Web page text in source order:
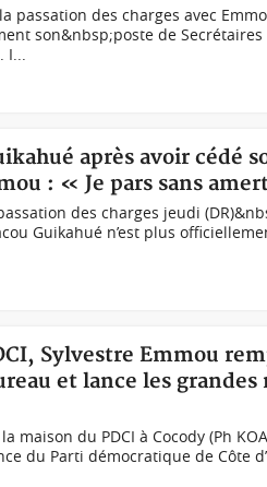
passation des charges avec
son&nbsp;poste de Secrétaires
après avoir cédé
: « Je pars sans
des charges jeudi
Guikahué n’est plus
Sylvestre Emmou
et lance les
maison du PDCI à Cocody (Ph
du Parti démocratique de Côte